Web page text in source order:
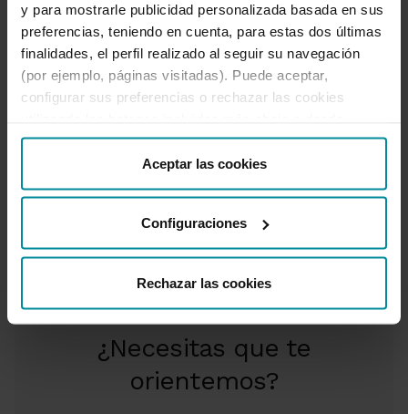
y para mostrarle publicidad personalizada basada en sus
preferencias, teniendo en cuenta, para estas dos últimas
finalidades, el perfil realizado al seguir su navegación
(por ejemplo, páginas visitadas). Puede aceptar,
configurar sus preferencias o rechazar las cookies
“Detalles”. También puede obtener más información, así
como cambiar el consentimiento en cualquier momento
desde nuestraPolítica de Cookies.
Aceptar las cookies
Configuraciones
Rechazar las cookies
Añade el botón de pago con Bizum en tu
web
4
¿Necesitas que te
orientemos?